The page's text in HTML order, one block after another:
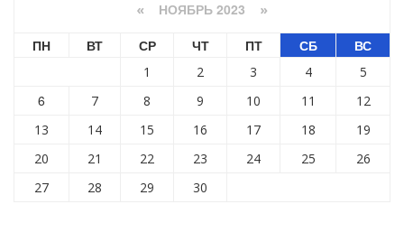
« НОЯБРЬ 2023 »
ПН ВТ СР ЧТ ПТ СБ ВС
1 2 3 4 5
6 7 8 9 10 11
12
13
14 15 16 17 18
19
20
21 22 23 24 25
26
27
28 29 30